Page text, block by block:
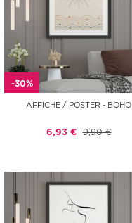
-30%
AFFICHE / POSTER - BOHO
6,93 € 9,90 €